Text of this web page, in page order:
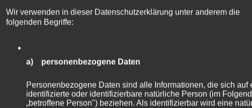
Wir verwenden in dieser Datenschutzerklärung unter anderem die
folgenden Begriffe:
a) personenbezogene Daten
Personenbezogene Daten sind alle Informationen, die sich auf
identifizierte oder identifizierbare natürliche Person (im
„betroffene Person") beziehen. Als identifizierbar wird eine